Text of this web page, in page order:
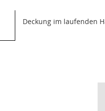
Deckung im laufenden